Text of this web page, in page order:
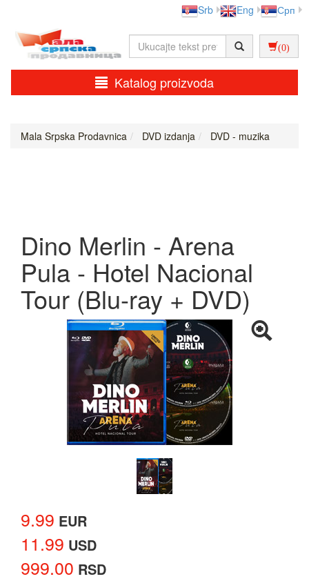
Srb Eng Срп
(0)
Katalog proizvoda
Mala Srpska Prodavnica DVD izdanja DVD - muzika
Dino Merlin - Arena
Pula - Hotel Nacional
Tour (Blu-ray + DVD)
9.99 EUR
11.99 USD
999.00 RSD